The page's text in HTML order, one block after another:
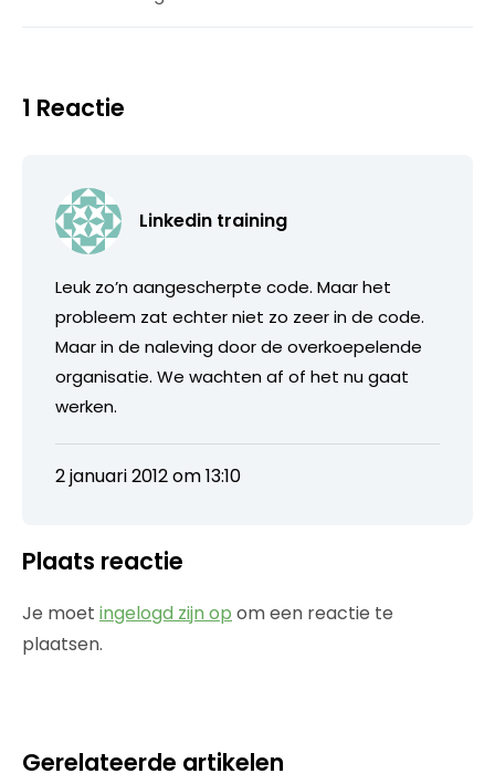
1 Reactie
Linkedin training
Leuk zo’n aangescherpte code. Maar het
probleem zat echter niet zo zeer in de code.
Maar in de naleving door de overkoepelende
organisatie. We wachten af of het nu gaat
werken.
2 januari 2012 om 13:10
Plaats reactie
Je moet ingelogd zijn op om een reactie te
plaatsen.
Gerelateerde artikelen